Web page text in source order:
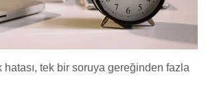
hatası, tek bir soruya gereğinden fazla